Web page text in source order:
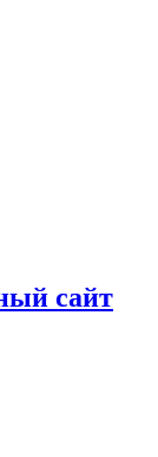
сайт